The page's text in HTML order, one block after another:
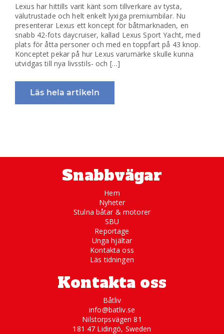
Lexus har hittills varit känt som tillverkare av tysta,
välutrustade och helt enkelt lyxiga premiumbilar. Nu
presenterar Lexus ett koncept för båtmarknaden, en
snabb 42-fots daycruiser, kallad Lexus Sport Yacht, med
plats för åtta personer och med en toppfart på 43 knop.
Konceptet pekar på hur Lexus varumärke skulle kunna
utvidgas till nya livsstils- och […]
Läs hela artikeln
Snabbvägar
Hem
Nyheter
Stulna båtar & motorer
SBU
Reportage
Unga hjältar
Kontakta oss
Läs tidningen
Kontakta oss
Båtliv
info@batliv.se
Nilstorpsvägen 81
181 47 Lidingö, Sweden